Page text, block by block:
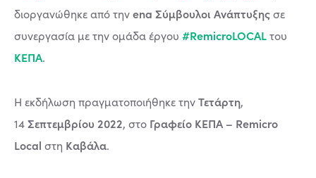
διοργανώθηκε από τηνena Σύμβουλοι Ανάπτυξηςσε
συνεργασία με την ομάδα έργου #RemicroLOCALτου
ΚΕΠΑ.
Η εκδήλωση πραγματοποιήθηκε τηνΤετάρτη,
14Σεπτεμβρίου 2022, στο Γραφείο ΚΕΠΑ – Remicro
Local στη Καβάλα.